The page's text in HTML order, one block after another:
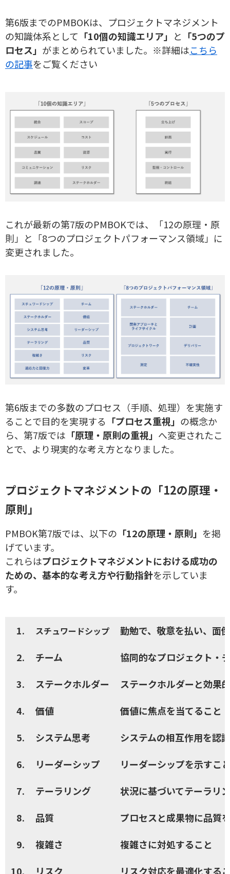
第6版までのPMBOKは、プロジェクトマネジメント
の知識体系として 「10個の知識エリア」 と 「5つのプ
ロセス」 がまとめられていました。※詳細はこちら
の記事をご覧ください
これが最新の第7版のPMBOKでは、「12の原理・原
則」と「8つのプロジェクトパフォーマンス領域」に
変更されました。
第6版までの多数のプロセス（手順、処理）を実施す
ることで目的を実現する 「プロセス重視」 の概念か
ら、第7版では 「原理・原則の重視」 へ変更されたこ
とで、より現実的な考え方となりました。
プロジェクトマネジメントの「12の原理・
原則」
PMBOK第7版では、以下の 「12の原理・原則」 を掲
げています。
これらはプロジェクトマネジメントにおける成功の
ための、基本的な考え方や行動指針を示していま
す。
1. スチュワードシップ
勤勉で、敬意を払い、面
2.
チーム
協同的なプロジェクト・
3.
ステークホルダー
ステークホルダーと効果
4.
価値
価値に焦点を当てること
5.
システム思考
システムの相互作用を認
6.
リーダーシップ
リーダーシップを示すこ
7.
テーラリング
状況に基づいてテーラリ
8.
品質
プロセスと成果物に品質
9.
複雑さ
複雑さに対処すること
10.
リスク リスク対応を最適化する